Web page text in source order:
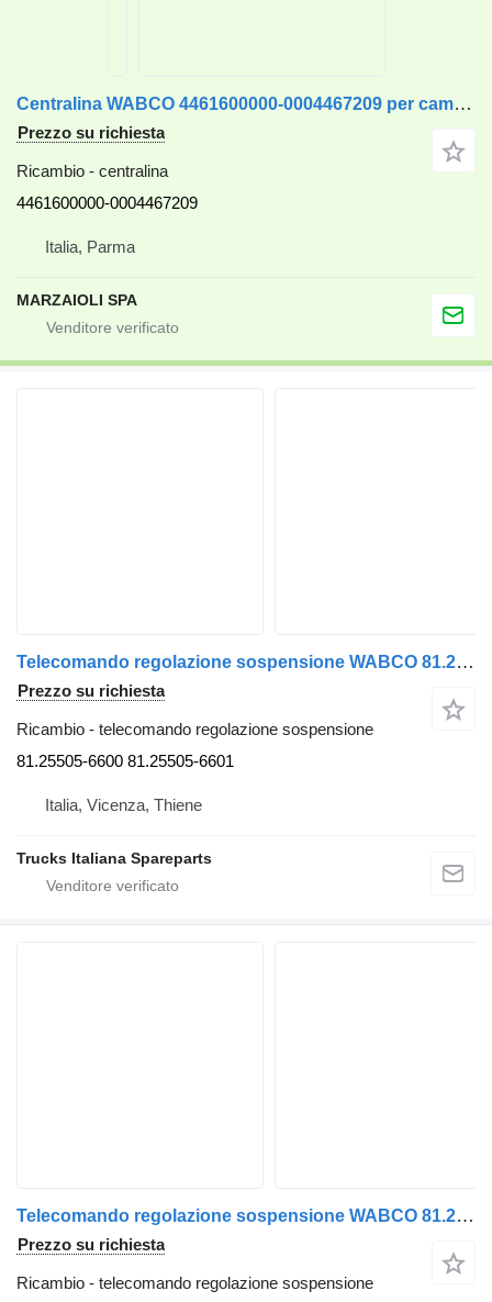
Centralina WABCO 4461600000-0004467209 per camion Mercedes-Benz
Prezzo su richiesta
Ricambio - centralina
4461600000-0004467209
Italia, Parma
MARZAIOLI SPA
Telecomando regolazione sospensione WABCO 81.25505-6600 per camion MAN TG-A 2000>2007
Prezzo su richiesta
Ricambio - telecomando regolazione sospensione
81.25505-6600 81.25505-6601
Italia, Vicenza, Thiene
Trucks Italiana Spareparts
Telecomando regolazione sospensione WABCO 81.25505-6600 per camion MAN TG-A 2000>2007
Prezzo su richiesta
Ricambio - telecomando regolazione sospensione